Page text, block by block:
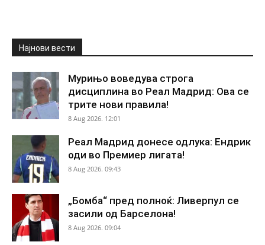
Најнови вести
Мурињо воведува строга
дисциплина во Реал Мадрид: Ова се
трите нови правила!
8 Aug 2026. 12:01
Реал Мадрид донесе одлука: Ендрик
оди во Премиер лигата!
8 Aug 2026. 09:43
„Бомба“ пред полноќ: Ливерпул се
засили од Барселона!
8 Aug 2026. 09:04